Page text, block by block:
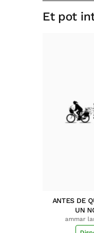
Et pot
ANTES DE
UN
ammar